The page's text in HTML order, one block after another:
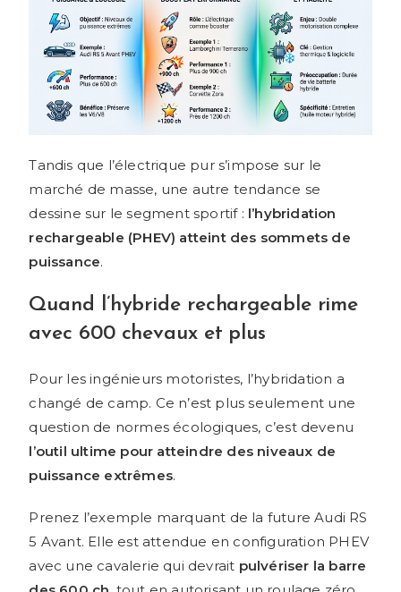
Tandis que l’électrique pur s’impose sur le
marché de masse, une autre tendance se
dessine sur le segment sportif : l’hybridation
rechargeable (PHEV) atteint des sommets de
puissance.
Quand l’hybride rechargeable rime
avec 600 chevaux et plus
Pour les ingénieurs motoristes, l’hybridation a
changé de camp. Ce n’est plus seulement une
question de normes écologiques, c’est devenu
l’outil ultime pour atteindre des niveaux de
puissance extrêmes.
Prenez l’exemple marquant de la future Audi RS
5 Avant. Elle est attendue en configuration PHEV
avec une cavalerie qui devrait pulvériser la barre